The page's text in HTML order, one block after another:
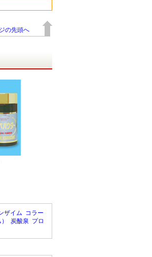
の先頭へ
ザイム コラー
炭酸泉 プロ